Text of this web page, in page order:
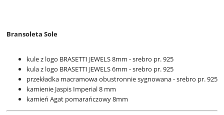
Bransoleta Sole
kule z logo BRASETTI JEWELS 8mm - srebro pr. 925
kula z logo BRASETTI JEWELS 6mm - srebro pr. 925
przekładka macramowa obustronnie sygnowana - srebro pr. 925
kamienie Jaspis Imperial 8 mm
kamień Agat pomarańczowy 8mm